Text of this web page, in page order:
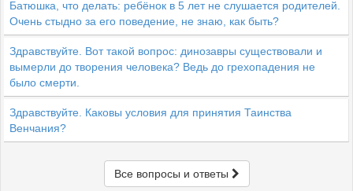
Батюшка, что делать: ребёнок в 5 лет не слушается родителей.
Очень стыдно за его поведение, не знаю, как быть?
Здравствуйте. Вот такой вопрос: динозавры существовали и
вымерли до творения человека? Ведь до грехопадения не
было смерти.
Здравствуйте. Каковы условия для принятия Таинства
Венчания?
Все вопросы и ответы